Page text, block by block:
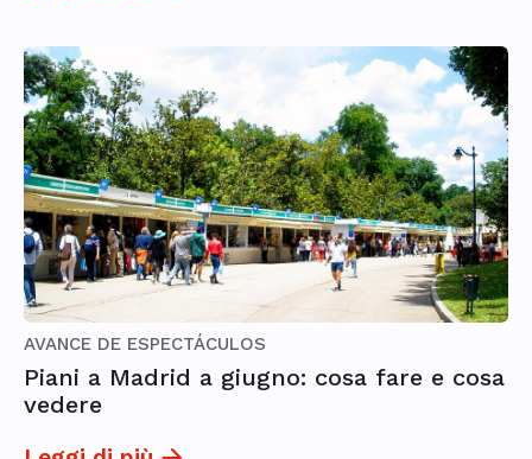
AVANCE DE ESPECTÁCULOS
Piani a Madrid a giugno: cosa fare e cosa
vedere